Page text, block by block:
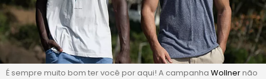
É sempre muito bom ter você por aqui! A campanha Wollnernão